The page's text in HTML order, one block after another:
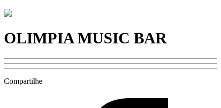
OLIMPIA MUSIC BAR
Compartilhe